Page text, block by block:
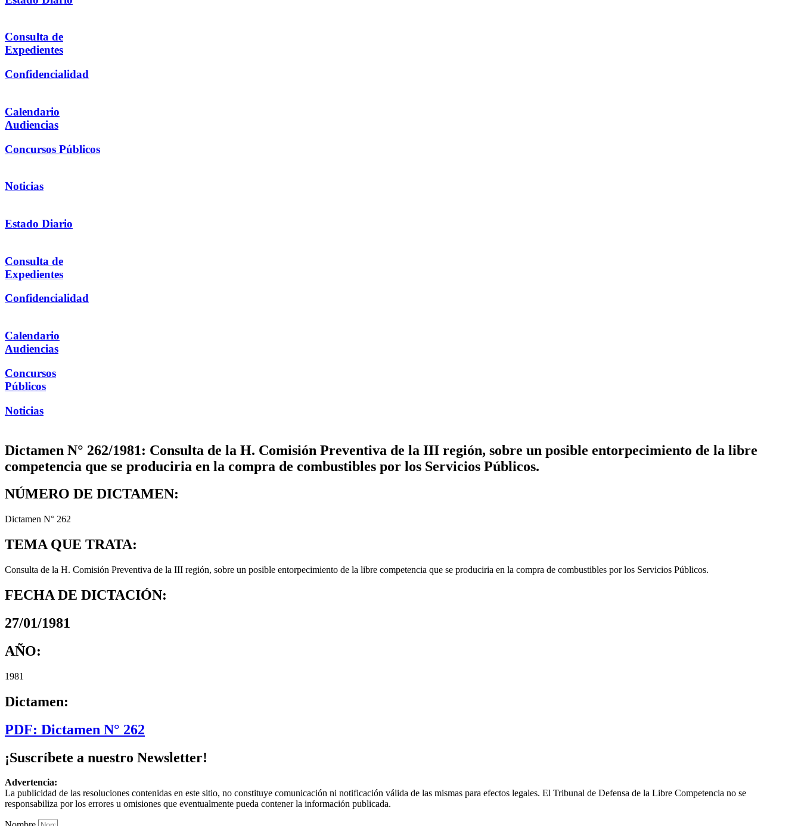
Consulta de
Expedientes
Confidencialidad
Calendario
Audiencias
Concursos Públicos
Noticias
Estado Diario
Consulta de
Expedientes
Confidencialidad
Calendario
Audiencias
Concursos
Públicos
Noticias
Dictamen N° 262/1981: Consulta de la H. Comisión Preventiva de la III región, sobre un posible entorpecimiento de la libre
competencia que se produciria en la compra de combustibles por los Servicios Públicos.
NÚMERO DE DICTAMEN:
Dictamen N° 262
TEMA QUE TRATA:
Consulta de la H. Comisión Preventiva de la III región, sobre un posible entorpecimiento de la libre competencia que se produciria en la compra de combustibles por los Servicios Públicos.
FECHA DE DICTACIÓN:
27/01/1981
AÑO:
1981
Dictamen:
PDF: Dictamen N° 262
¡Suscríbete a nuestro Newsletter!
Advertencia:
La publicidad de las resoluciones contenidas en este sitio, no constituye comunicación ni notificación válida de las mismas para efectos legales. El Tribunal de Defensa de la Libre Competencia no se
responsabiliza por los errores u omisiones que eventualmente pueda contener la información publicada.